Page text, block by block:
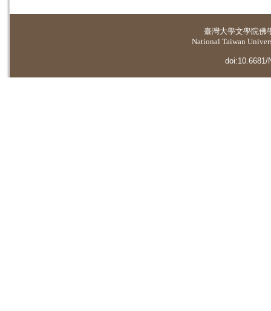
臺灣大學文學院佛
National Taiwan
doi:10.6681/